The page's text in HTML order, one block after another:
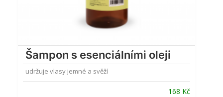
Šampon s esenciálními oleji
udržuje vlasy jemné a svěží
168 Kč